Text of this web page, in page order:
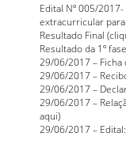
Edital Nº 005/
extracurricular
Resultado Final (
Resultado da 1º
29/06/2017 – Ficha
29/06/2017 –
29/06/2017 –
29/06/2017 –
aqui)
29/06/2017 –